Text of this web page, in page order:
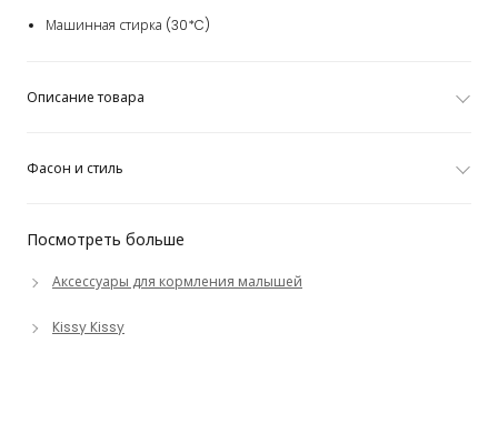
Посмотреть больше
Аксессуары для кормления малышей
Kissy Kissy
Машинная стирка (30*C)
Описание товара
Фасон и стиль